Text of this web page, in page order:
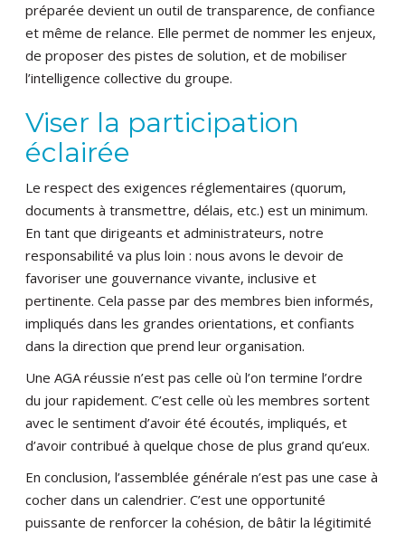
préparée devient un outil de transparence, de confiance
et même de relance. Elle permet de nommer les enjeux,
de proposer des pistes de solution, et de mobiliser
l’intelligence collective du groupe.
Viser la participation
éclairée
Le respect des exigences réglementaires (quorum,
documents à transmettre, délais, etc.) est un minimum.
En tant que dirigeants et administrateurs, notre
responsabilité va plus loin : nous avons le devoir de
favoriser une gouvernance vivante, inclusive et
pertinente. Cela passe par des membres bien informés,
impliqués dans les grandes orientations, et confiants
dans la direction que prend leur organisation.
Une AGA réussie n’est pas celle où l’on termine l’ordre
du jour rapidement. C’est celle où les membres sortent
avec le sentiment d’avoir été écoutés, impliqués, et
d’avoir contribué à quelque chose de plus grand qu’eux.
En conclusion, l’assemblée générale n’est pas une case à
cocher dans un calendrier. C’est une opportunité
puissante de renforcer la cohésion, de bâtir la légitimité